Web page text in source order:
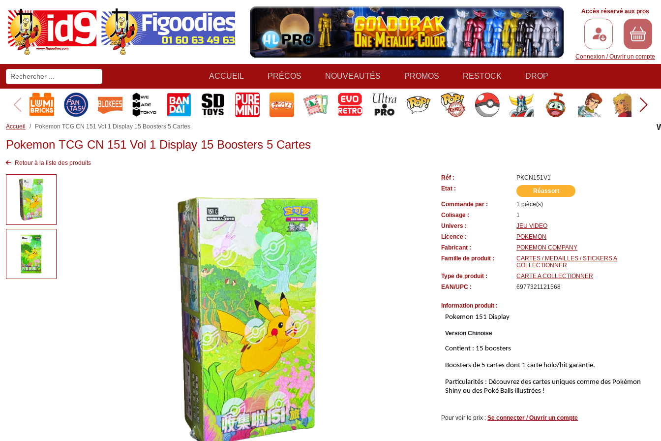
Accès réservé aux pros
Connexion / Ouvrir un compte
ACCUEIL PRÉCOS NOUVEAUTÉS PROMOS RESTOCK DROP
Accueil Pokemon TCG CN 151 Vol 1 Display 15 Boosters 5 Cartes
Pokemon TCG CN 151 Vol 1 Display 15 Boosters 5 Cartes
Retour à la liste des produits
Réf :
PKCN151V1
Etat :
Réassort
Commande par :
1 pièce(s)
Colisage :
1
Univers :
JEU VIDEO
Licence :
POKEMON
Fabricant :
POKEMON COMPANY
Famille de produit :
CARTES / MEDAILLES / STICKERS A
COLLECTIONNER
Type de produit :
CARTE A COLLECTIONNER
EAN/UPC :
6977321121568
Information produit :
Pokemon 151 Display
Version Chinoise
Contient : 15 boosters
Boosters de 5 cartes dont 1 carte holo/hit garantie.
Particularités : Découvrez des cartes uniques comme des Pokémon
Shiny ou des Poké Balls illustrées !
Pour voir le prix :Se connecter / Ouvrir un compte